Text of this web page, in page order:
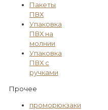
Пакеты
ПВХ
Упаковка
ПВХ на
молнии
Упаковка
ПВХ с
ручками
Прочее
проморюкзаки